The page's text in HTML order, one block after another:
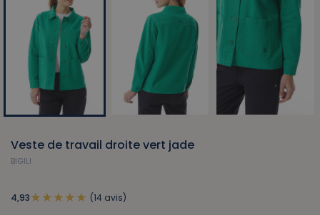
Veste de travail droite vert jade
BIGILI
4,93 (14 avis)